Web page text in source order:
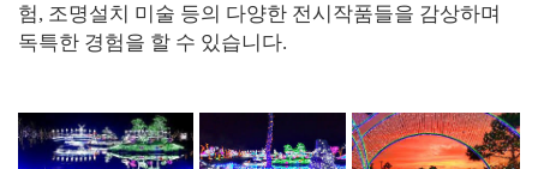
험, 조명설치 미술 등의 다양한 전시작품들을 감상하며
독특한 경험을 할 수 있습니다.